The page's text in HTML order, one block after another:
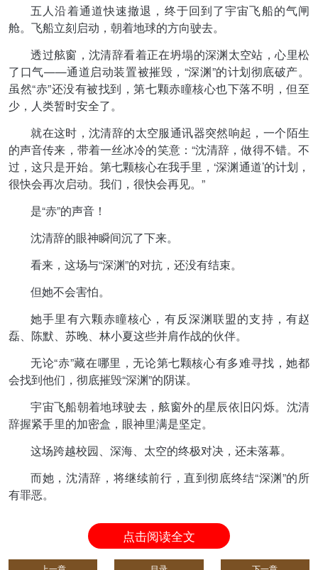
五人沿着通道快速撤退，终于回到了宇宙飞船的气闸
舱。飞船立刻启动，朝着地球的方向驶去。
透过舷窗，沈清辞看着正在坍塌的深渊太空站，心里松
了口气——通道启动装置被摧毁，“深渊”的计划彻底破产。
虽然“赤”还没有被找到，第七颗赤瞳核心也下落不明，但至
少，人类暂时安全了。
就在这时，沈清辞的太空服通讯器突然响起，一个陌生
的声音传来，带着一丝冰冷的笑意：“沈清辞，做得不错。不
过，这只是开始。第七颗核心在我手里，‘深渊通道’的计划，
很快会再次启动。我们，很快会再见。”
是“赤”的声音！
沈清辞的眼神瞬间沉了下来。
看来，这场与“深渊”的对抗，还没有结束。
但她不会害怕。
她手里有六颗赤瞳核心，有反深渊联盟的支持，有赵
磊、陈默、苏晚、林小夏这些并肩作战的伙伴。
无论“赤”藏在哪里，无论第七颗核心有多难寻找，她都
会找到他们，彻底摧毁“深渊”的阴谋。
宇宙飞船朝着地球驶去，舷窗外的星辰依旧闪烁。沈清
辞握紧手里的加密盒，眼神里满是坚定。
这场跨越校园、深海、太空的终极对决，还未落幕。
而她，沈清辞，将继续前行，直到彻底终结“深渊”的所
有罪恶。
点击阅读全文